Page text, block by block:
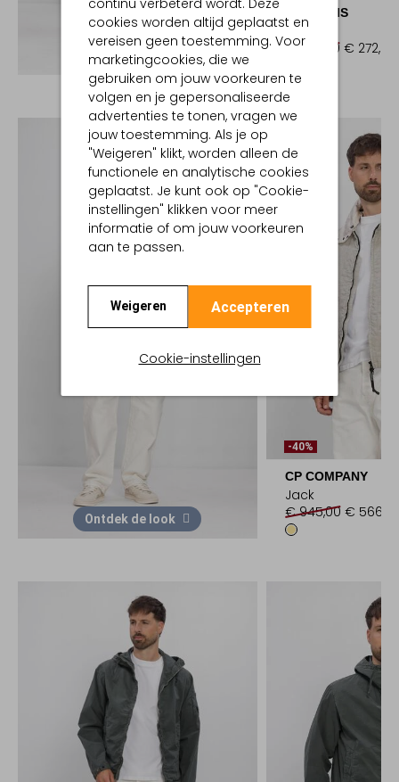
cookies worden altijd geplaatst en
vereisen geen toestemming. Voor
marketingcookies, die we
gebruiken om jouw voorkeuren te
volgen en je gepersonaliseerde
advertenties te tonen, vragen we
jouw toestemming. Als je op
"Weigeren" klikt, worden alleen de
functionele en analytische cookies
geplaatst. Je kunt ook op "Cookie-
instellingen" klikken voor meer
informatie of om jouw voorkeuren
aan te passen.
Weigeren Accepteren
Cookie-instellingen
Ontdek de look
AMI PARIS
Trui
€ 390,00 € 272,99
Ontdek de look
-40%
CP COMPANY
Jack
€ 945,00 €